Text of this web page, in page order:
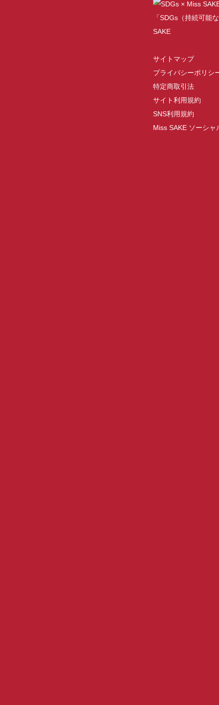
「SDGs（持続可能
SAKE
サイトマップ
プライバシーポリシ
特定商取引法
サイト利用規約
SNS利用規約
Miss SAKE ソーシ